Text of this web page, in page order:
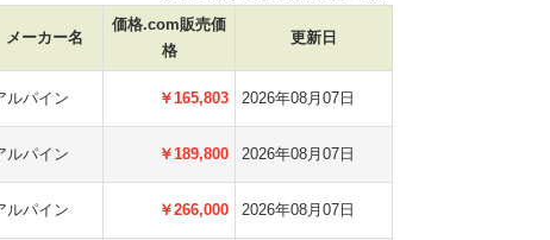
メーカー名
価格.com販売価
格
更新日
ルパイン ￥165,803 2026年08月07日
ルパイン ￥189,800 2026年08月07日
ルパイン ￥266,000 2026年08月07日